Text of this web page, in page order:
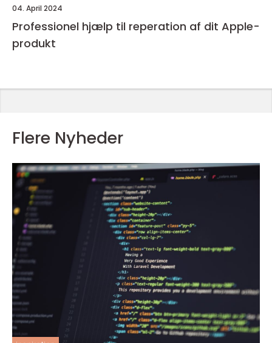
04. April 2024
Professionel hjælp til reperation af dit Apple-
produkt
Flere Nyheder